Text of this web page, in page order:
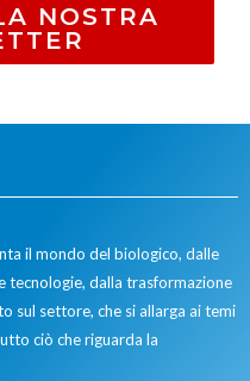
NOSTRA
il mondo del biologico, dalle
tecnologie, dalla trasformazione
sul settore, che si allarga ai temi
ciò che riguarda la